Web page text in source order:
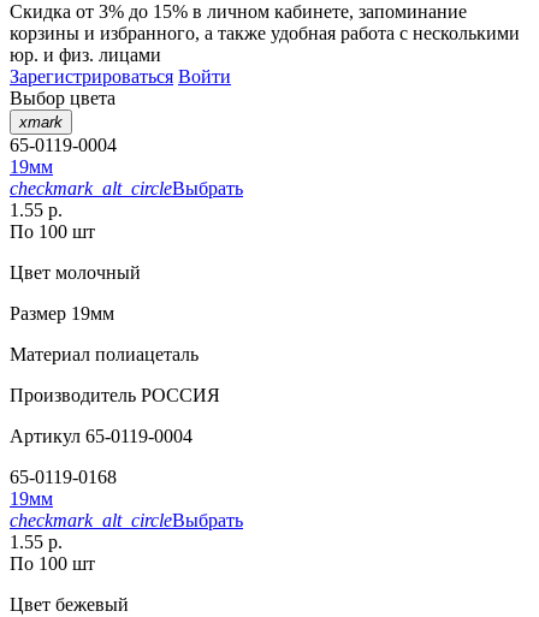
Скидка от 3% до 15% в личном кабинете, запоминание
корзины и избранного, а также удобная работа с несколькими
юр. и физ. лицами
Зарегистрироваться Войти
Выбор цвета
xmark
65-0119-0004
19мм
checkmark_alt_circleВыбрать
1.55 р.
По 100 шт
Цвет молочный
Размер 19мм
Материал полиацеталь
Производитель РОССИЯ
Артикул 65-0119-0004
65-0119-0168
19мм
checkmark_alt_circleВыбрать
1.55 р.
По 100 шт
Цвет бежевый